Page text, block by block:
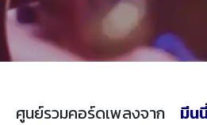
ศูนย์รวมคอร์ดเพลงจาก มีน